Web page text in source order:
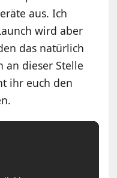
aus. Ich
wird aber
das natürlich
an dieser Stelle
ihr euch den